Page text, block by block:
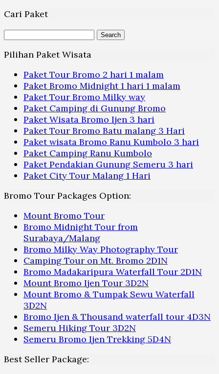
Cari Paket
Search
Pilihan Paket Wisata
Paket Tour Bromo 2 hari 1 malam
Paket Bromo Midnight 1 hari 1 malam
Paket Tour Bromo Milky way
Paket Camping di Gunung Bromo
Paket Wisata Bromo Ijen 3 hari
Paket Tour Bromo Batu malang 3 Hari
Paket wisata Bromo Ranu Kumbolo 3 hari
Paket Camping Ranu Kumbolo
Paket Pendakian Gunung Semeru 3 hari
Paket City Tour Malang 1 Hari
Bromo Tour Packages Option:
Mount Bromo Tour
Bromo Midnight Tour from
Surabaya/Malang
Bromo Milky Way Photography Tour
Camping Tour on Mt. Bromo 2D1N
Bromo Madakaripura Waterfall Tour 2D1N
Mount Bromo Ijen Tour 3D2N
Mount Bromo & Tumpak Sewu Waterfall
3D2N
Bromo Ijen & Thousand waterfall tour 4D3N
Semeru Hiking Tour 3D2N
Semeru Bromo Ijen Trekking 5D4N
Best Seller Package: